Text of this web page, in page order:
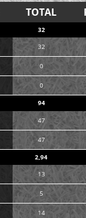
TOTAL
32
32
0
0
94
47
47
2,94
13
5
14